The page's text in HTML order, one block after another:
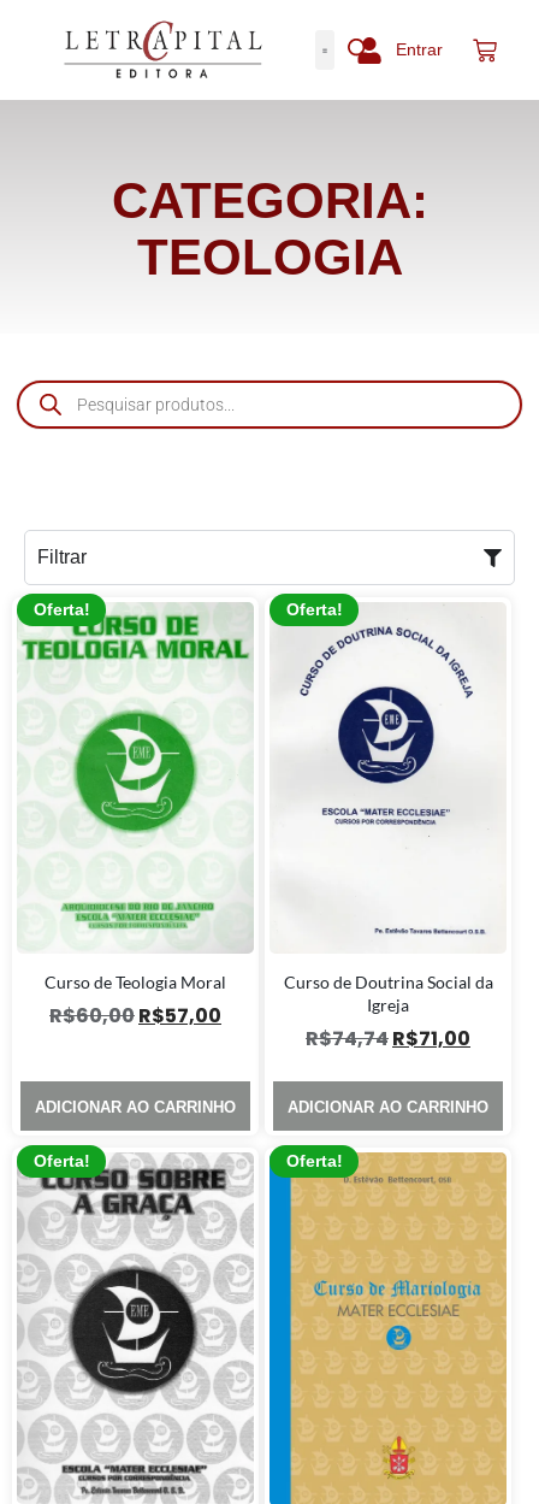
Entrar
CATEGORIA:
TEOLOGIA
Filtrar
Oferta!
Curso de Teologia Moral
R$60,00R$57,00
ADICIONAR AO CARRINHO
Oferta!
Curso de Doutrina Social da
Igreja
R$74,74R$71,00
ADICIONAR AO CARRINHO
Oferta! Oferta!